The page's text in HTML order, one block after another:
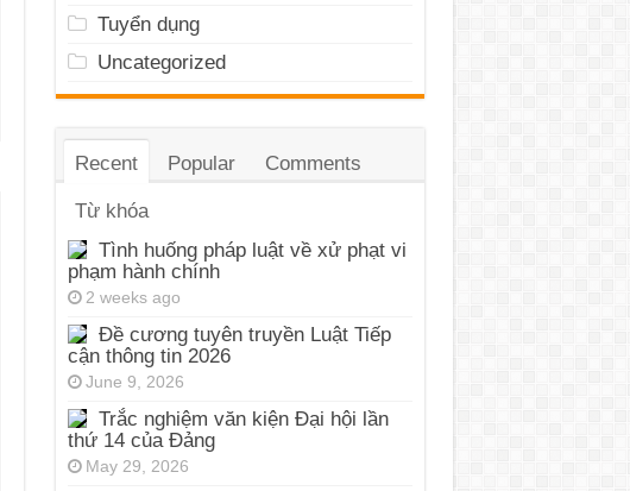
Tuyển dụng
Uncategorized
Recent Popular Comments
Từ khóa
Tình huống pháp luật về xử phạt vi
phạm hành chính
2 weeks ago
Đề cương tuyên truyền Luật Tiếp
cận thông tin 2026
June 9, 2026
Trắc nghiệm văn kiện Đại hội lần
thứ 14 của Đảng
May 29, 2026